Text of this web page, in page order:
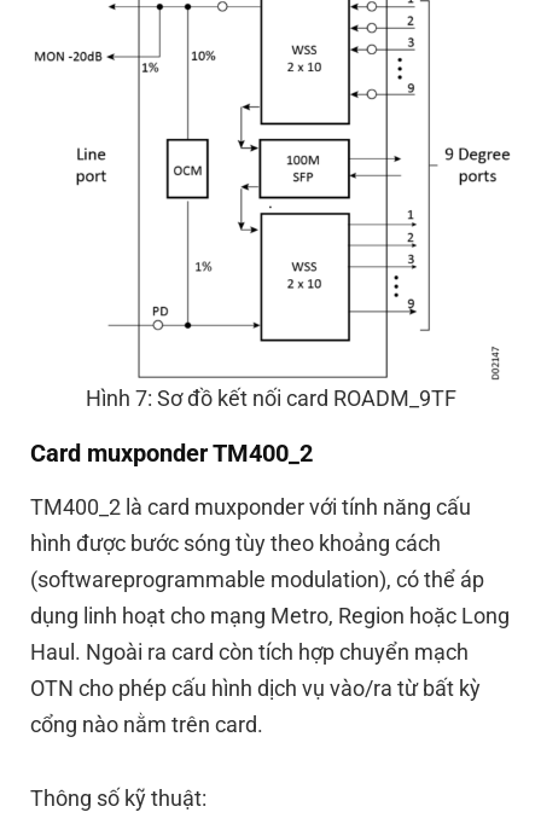
Hình 7: Sơ đồ kết nối card ROADM_9TF
Card muxponder TM400_2
TM400_2 là card muxponder với tính năng cấu
hình được bước sóng tùy theo khoảng cách
(softwareprogrammable modulation), có thể áp
dụng linh hoạt cho mạng Metro, Region hoặc Long
Haul. Ngoài ra card còn tích hợp chuyển mạch
OTN cho phép cấu hình dịch vụ vào/ra từ bất kỳ
cổng nào nằm trên card.
Thông số kỹ thuật: